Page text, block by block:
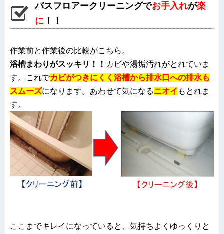
バスフロアークリーニングでお手入れが楽
に ！！
作業前と作業後の比較がこちら。
浴槽まわりがスッキリ！！ カビや湯垢汚れがとれていま
す。これでカビがつきにくく 浴槽から排水口への排水も
スムーズになります。あわせて気になるニオイ もとれま
す。
ここまでキレイになっていると、気持ちよくゆっくりと